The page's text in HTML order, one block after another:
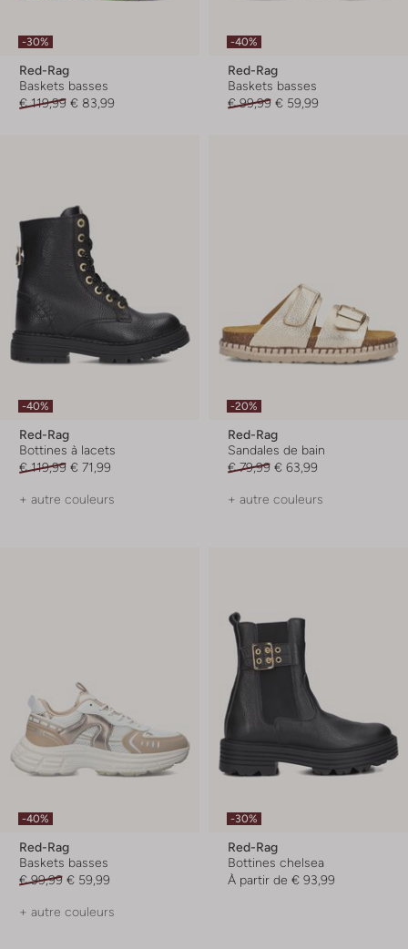
-30%
Red-Rag
Baskets basses
€ 119,99 € 83,99
-40%
Red-Rag
Baskets basses
€ 99,99 € 59,99
-40%
Red-Rag
Bottines à lacets
€ 119,99 € 71,99
+ autre couleurs
-20%
Red-Rag
Sandales de bain
€ 79,99 € 63,99
+ autre couleurs
-40%
Red-Rag
Baskets basses
€ 99,99 € 59,99
+ autre couleurs
-30%
Red-Rag
Bottines chelsea
À partir de € 93,99